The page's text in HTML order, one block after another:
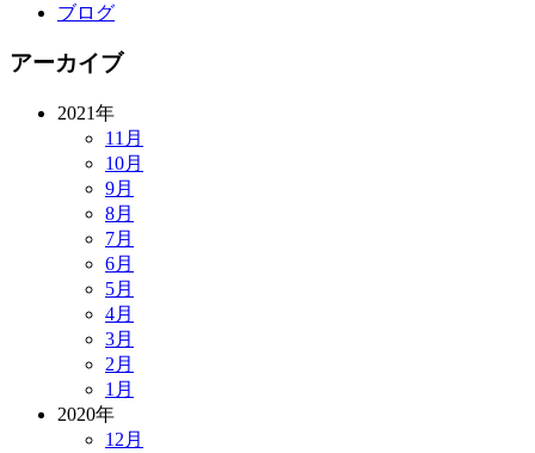
ブログ
アーカイブ
2021年
11月
10月
9月
8月
7月
6月
5月
4月
3月
2月
1月
2020年
12月